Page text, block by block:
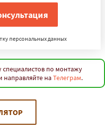
персональных данных
специалистов по монтажу
направляйте на Телеграм.